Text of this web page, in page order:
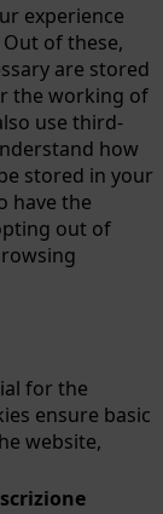
experience
of these,
are stored
the working of
use third-
how
stored in your
have the
out of
for the
ensure basic
website,